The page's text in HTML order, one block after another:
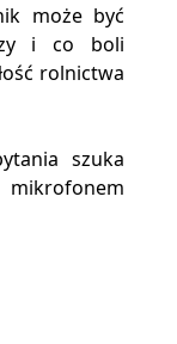
może być
i co boli
rolnictwa
szuka